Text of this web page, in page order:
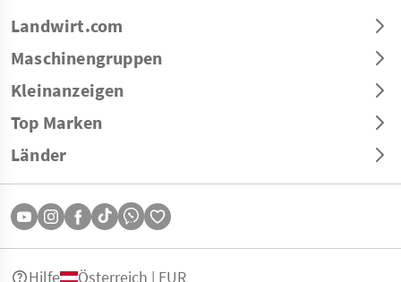
Landwirt.com
Maschinengruppen
Kleinanzeigen
Top Marken
Länder
Hilfe Österreich | EUR